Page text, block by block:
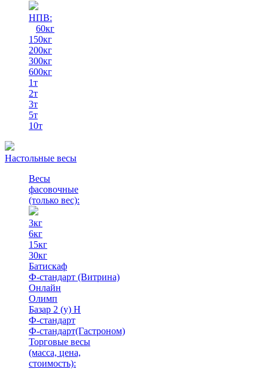
НПВ:
60кг
150кг
200кг
300кг
600кг
1т
2т
3т
5т
10т
Настольные весы
Весы
фасовочные
(только вес):
3кг
6кг
15кг
30кг
Батискаф
Ф-стандарт (Витрина)
Онлайн
Олимп
Базар 2 (у) Н
Ф-стандарт
Ф-стандарт(Гастроном)
Торговые весы
(масса, цена,
стоимость):